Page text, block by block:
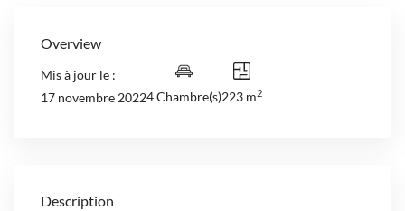
Overview
Mis à jour le :
17 novembre 20224 Chambre(s)223 m2
Description